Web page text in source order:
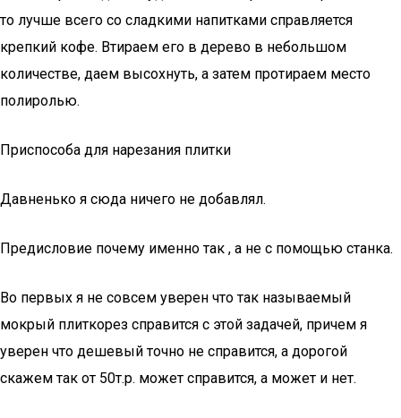
то лучше всего со сладкими напитками справляется
крепкий кофе. Втираем его в дерево в небольшом
количестве, даем высохнуть, а затем протираем место
полиролью.
Приспособа для нарезания плитки
Давненько я сюда ничего не добавлял.
Предисловие почему именно так , а не с помощью станка.
Во первых я не совсем уверен что так называемый
мокрый плиткорез справится с этой задачей, причем я
уверен что дешевый точно не справится, а дорогой
скажем так от 50т.р. может справится, а может и нет.